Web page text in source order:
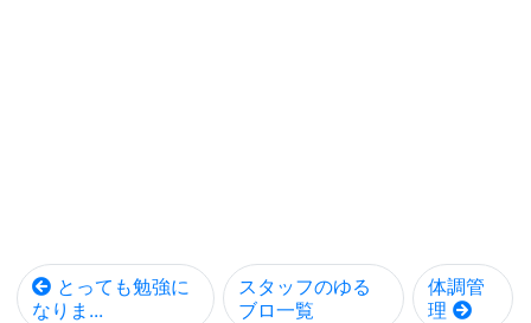
とっても勉強に
なりま...
スタッフのゆる
ブロ一覧
体調管
理